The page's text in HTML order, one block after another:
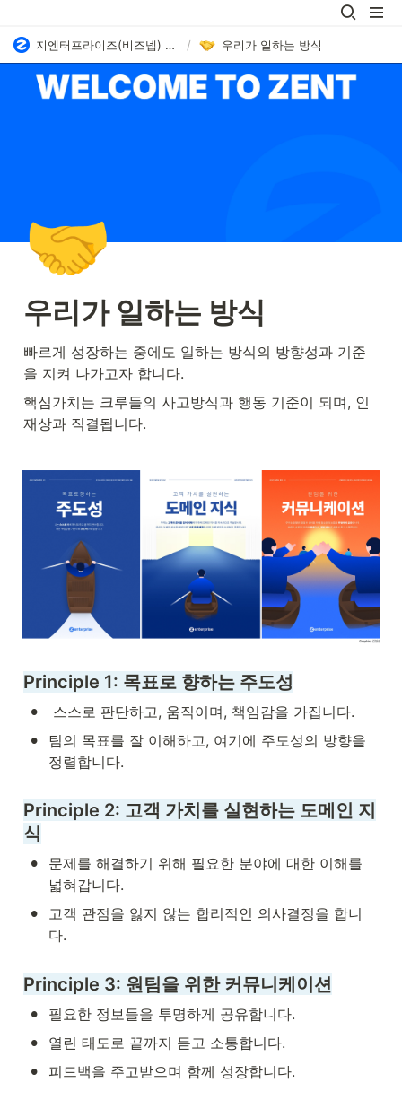
지엔터프라이즈(비즈넵) 채용 / 우리가 일하는 방식
🤝
우리가 일하는 방식
빠르게 성장하는 중에도 일하는 방식의 방향성과 기준
을 지켜 나가고자 합니다.
핵심가치는 크루들의 사고방식과 행동 기준이 되며, 인
재상과 직결됩니다.
Principle 1: 목표로 향하는 주도성
• 스스로 판단하고, 움직이며, 책임감을 가집니다.
•
팀의 목표를 잘 이해하고, 여기에 주도성의 방향을
정렬합니다.
Principle 2: 고객 가치를 실현하는 도메인 지
식
•
문제를 해결하기 위해 필요한 분야에 대한 이해를
넓혀갑니다.
•
고객 관점을 잃지 않는 합리적인 의사결정을 합니
다.
Principle 3: 원팀을 위한 커뮤니케이션
• 필요한 정보들을 투명하게 공유합니다.
• 열린 태도로 끝까지 듣고 소통합니다.
• 피드백을 주고받으며 함께 성장합니다.